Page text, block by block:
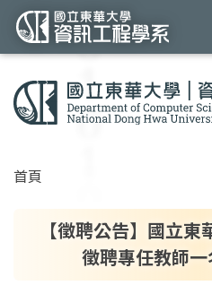
到
主
容
首頁
【徵聘公告】國立
徵聘專任教師